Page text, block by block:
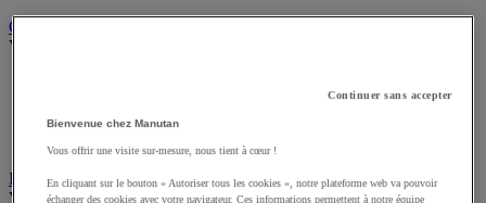
Graissage et lubrifiant
Voir toute la catégorie
Lubrifiant et dégrippant
Instrument de mesure
Voir toute la catégorie
Continuer sans accepter
Bienvenue chez Manutan
Vous offrir une visite sur-mesure, nous tient à cœur !
En cliquant sur le bouton « Autoriser tous les cookies », notre plateforme web va pouvoir
échanger des cookies avec votre navigateur. Ces informations permettent à notre équipe